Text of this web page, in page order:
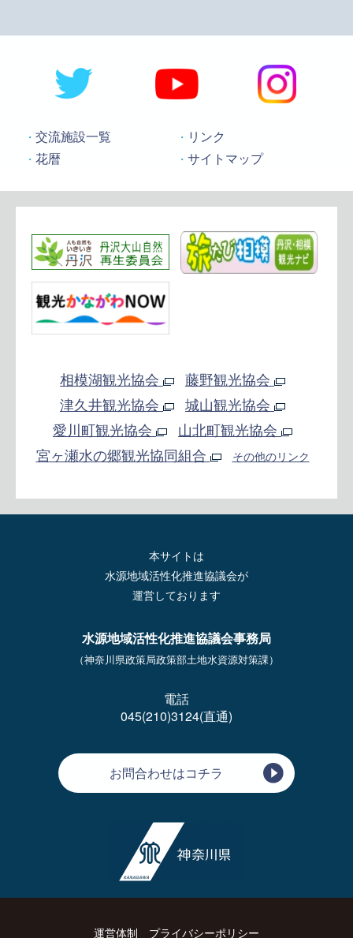
交流施設一覧
リンク
花暦
サイトマップ
相模湖観光協会
藤野観光協会
津久井観光協会
城山観光協会
愛川町観光協会
山北町観光協会
宮ヶ瀬水の郷観光協同組合
その他のリンク
本サイトは
水源地域活性化推進協議会が
運営しております
水源地域活性化推進協議会事務局
（神奈川県政策局政策部土地水資源対策課）
電話
045(210)3124(直通)
お問合わせはコチラ
運営体制 プライバシーポリシー